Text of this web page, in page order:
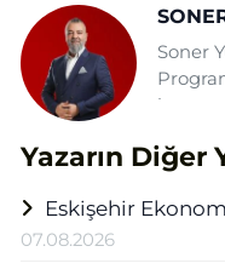
Soner
Haber
Yazarın Diğer
Eskişehir
07.08.2026